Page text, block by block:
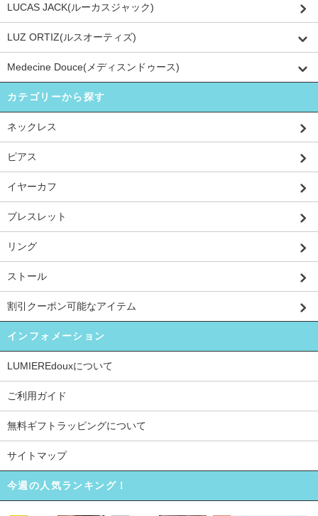
LUCAS JACK(ルーカスジャック)
LUZ ORTIZ(ルスオーティズ)
Medecine Douce(メディスンドゥース)
カテゴリーから探す
ネックレス
ピアス
イヤーカフ
ブレスレット
リング
ストール
割引クーポン可能なアイテム
インフォメーション
LUMIEREdouxについて
ご利用ガイド
無料ギフトラッピングについて
サイトマップ
今週の人気ランキング！